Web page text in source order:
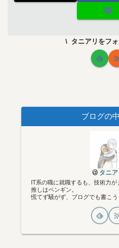
タニアリをフ
ブログの
タニア
IT系の職に就職するも、技術力が
推しはペンギン。
慌てず騒がず、ブログでも書こう